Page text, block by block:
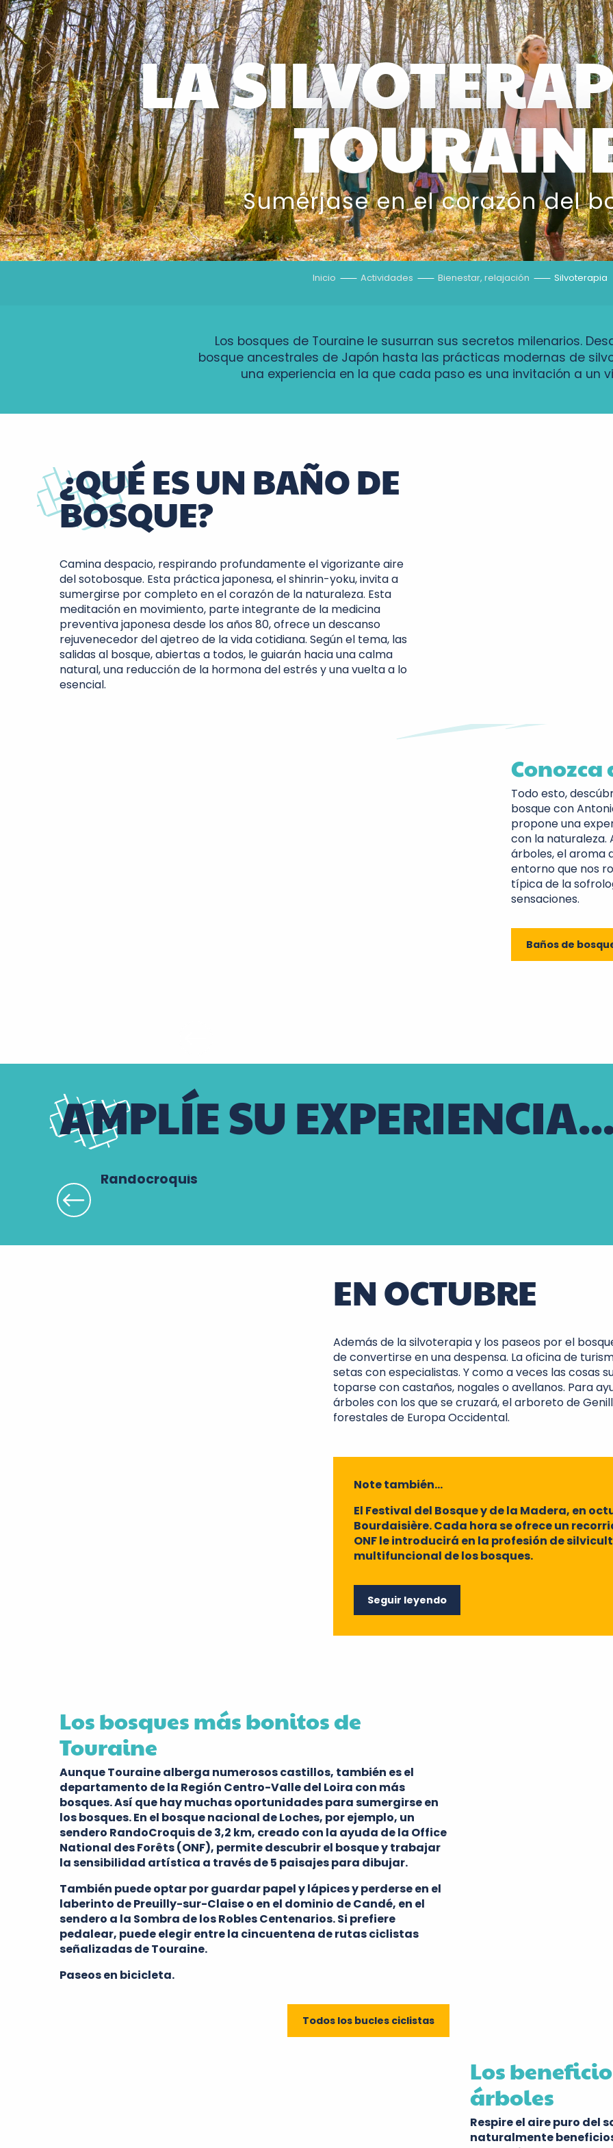
LA
Sumérjase en el corazón del
Inicio Actividades Bienestar, relajación Silvoterapia
Los bosques de Touraine le susurran sus secretos milenarios.
bosque ancestrales de Japón hasta las prácticas modernas de
una experiencia en la que cada paso es una invitación a un
¿QUÉ ES UN BAÑO DE
BOSQUE?
Camina despacio, respirando profundamente el vigorizante aire
del sotobosque. Esta práctica japonesa, el shinrin-yoku, invita a
sumergirse por completo en el corazón de la naturaleza. Esta
meditación en movimiento, parte integrante de la medicina
preventiva japonesa desde los años 80, ofrece un descanso
rejuvenecedor del ajetreo de la vida cotidiana. Según el tema, las
salidas al bosque, abiertas a todos, le guiarán hacia una calma
natural, una reducción de la hormona del estrés y una vuelta a lo
esencial.
Todo esto,
bosque con
propone una
con la naturaleza.
árboles, el aroma
entorno que nos
típica de la
sensaciones.
Baños de
AMPLÍE SU
Randocroquis
EN OCTUBRE
Además de la silvoterapia y los paseos por el
de convertirse en una despensa. La oficina de
setas con especialistas. Y como a veces las cosas
toparse con castaños, nogales o avellanos. Para
árboles con los que se cruzará, el arboreto de
forestales de Europa Occidental.
Note también…
El Festival del Bosque y de la Madera, en
Bourdaisière. Cada hora se ofrece un
ONF le introducirá en la profesión de
multifuncional de los bosques.
Seguir leyendo
Los bosques más bonitos de
Touraine
Aunque Touraine alberga numerosos castillos, también es el
departamento de la Región Centro-Valle del Loira con más
bosques. Así que hay muchas oportunidades para sumergirse en
los bosques. En el bosque nacional de Loches, por ejemplo, un
sendero RandoCroquis de 3,2 km, creado con la ayuda de la Office
National des Forêts (ONF), permite descubrir el bosque y trabajar
la sensibilidad artística a través de 5 paisajes para dibujar.
También puede optar por guardar papel y lápices y perderse en el
laberinto de Preuilly-sur-Claise o en el dominio de Candé, en el
sendero a la Sombra de los Robles Centenarios. Si prefiere
pedalear, puede elegir entre la cincuentena de rutas ciclistas
señalizadas de Touraine.
Paseos en bicicleta.
Todos los bucles ciclistas
Los
árboles
Respire el aire puro del
naturalmente